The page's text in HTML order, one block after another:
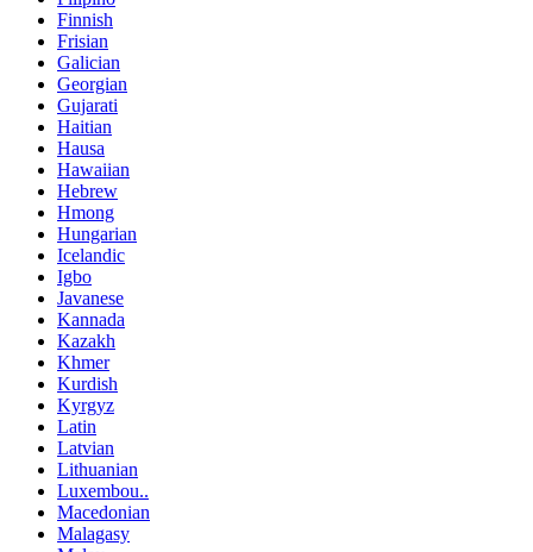
Finnish
Frisian
Galician
Georgian
Gujarati
Haitian
Hausa
Hawaiian
Hebrew
Hmong
Hungarian
Icelandic
Igbo
Javanese
Kannada
Kazakh
Khmer
Kurdish
Kyrgyz
Latin
Latvian
Lithuanian
Luxembou..
Macedonian
Malagasy